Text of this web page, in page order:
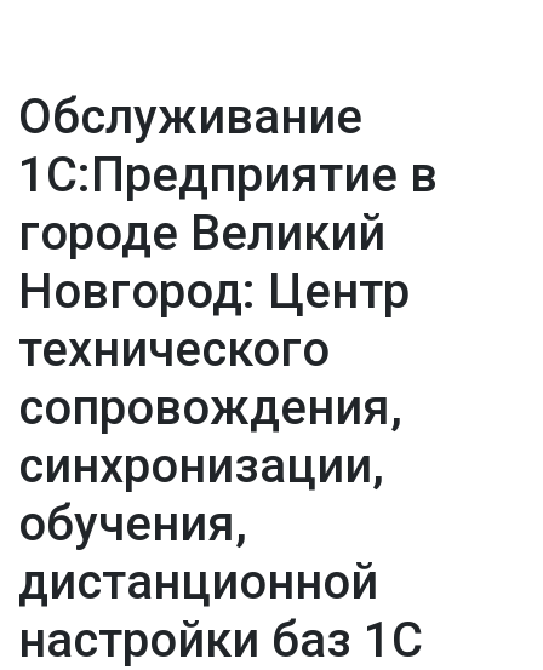
Обслуживание
1С:Предприятие в
городе Великий
Новгород: Центр
технического
сопровождения,
синхронизации,
обучения,
дистанционной
настройки баз 1С